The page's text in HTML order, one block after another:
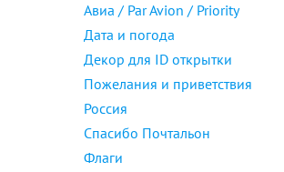
Авиа / Par Avion / Priority
Дата и погода
Декор для ID открытки
Пожелания и приветствия
Россия
Спасибо Почтальон
Флаги